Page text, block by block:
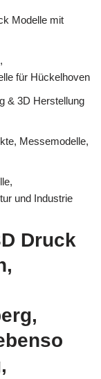
Modelle mit
für Hückelhoven
& 3D Herstellung
Messemodelle,
und Industrie
Druck